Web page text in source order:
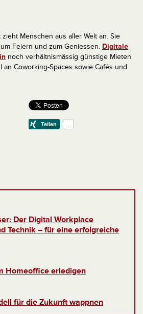
Menschen aus aller Welt an. Sie
Feiern und zum Geniessen. Digitale
noch verhältnismässig günstige Mieten
Coworking-Spaces sowie Cafés und
Der Digital Workplace
Technik – für eine erfolgreiche
Homeoffice erledigen
für die Zukunft wappnen